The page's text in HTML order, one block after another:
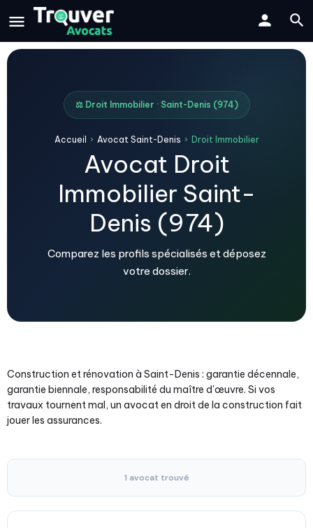
⚖️ Droit Immobilier · Saint-Denis (974)
Accueil › Avocat Saint-Denis › Droit Immobilier
Avocat Droit
Immobilier Saint-
Denis (974)
Comparez les profils spécialisés et déposez
votre dossier.
Construction et rénovation à Saint-Denis : garantie décennale,
garantie biennale, responsabilité du maître d'œuvre. Si vos
travaux tournent mal, un avocat en droit de la construction fait
jouer les assurances.
1 avocat trouvé